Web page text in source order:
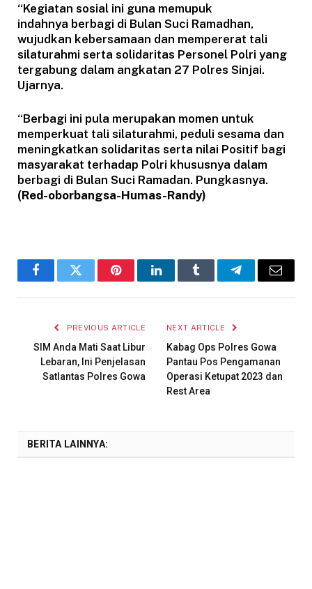
“Kegiatan sosial ini guna memupuk
indahnya berbagi di Bulan Suci Ramadhan,
wujudkan kebersamaan dan mempererat tali
silaturahmi serta solidaritas Personel Polri yang
tergabung dalam angkatan 27 Polres Sinjai.
Ujarnya.
“Berbagi ini pula merupakan momen untuk
memperkuat tali silaturahmi, peduli sesama dan
meningkatkan solidaritas serta nilai Positif bagi
masyarakat terhadap Polri khususnya dalam
berbagi di Bulan Suci Ramadan. Pungkasnya.
(Red-oborbangsa-Humas-Randy)
FacebookTwitter PinterestLinkedInTumblr TelegramEmail
PREVIOUS ARTICLE
SIM Anda Mati Saat Libur
Lebaran, Ini Penjelasan
Satlantas Polres Gowa
NEXT ARTICLE
Kabag Ops Polres Gowa
Pantau Pos Pengamanan
Operasi Ketupat 2023 dan
Rest Area
BERITA LAINNYA: